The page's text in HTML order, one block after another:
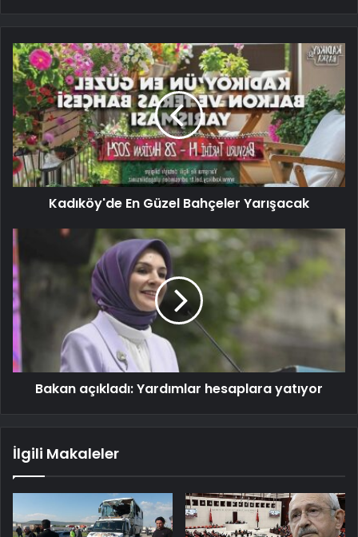
Kadıköy'de En Güzel Bahçeler Yarışacak
Bakan açıkladı: Yardımlar hesaplara yatıyor
İlgili Makaleler